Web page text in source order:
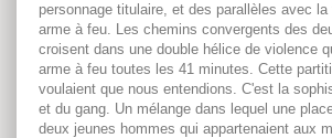
personnage titulaire, et des parallèles avec la
arme à feu. Les chemins convergents des
croisent dans une double hélice de violence
arme à feu toutes les 41 minutes. Cette
voulaient que nous entendions. C'est la
et du gang. Un mélange dans lequel une
deux jeunes hommes qui appartenaient aux